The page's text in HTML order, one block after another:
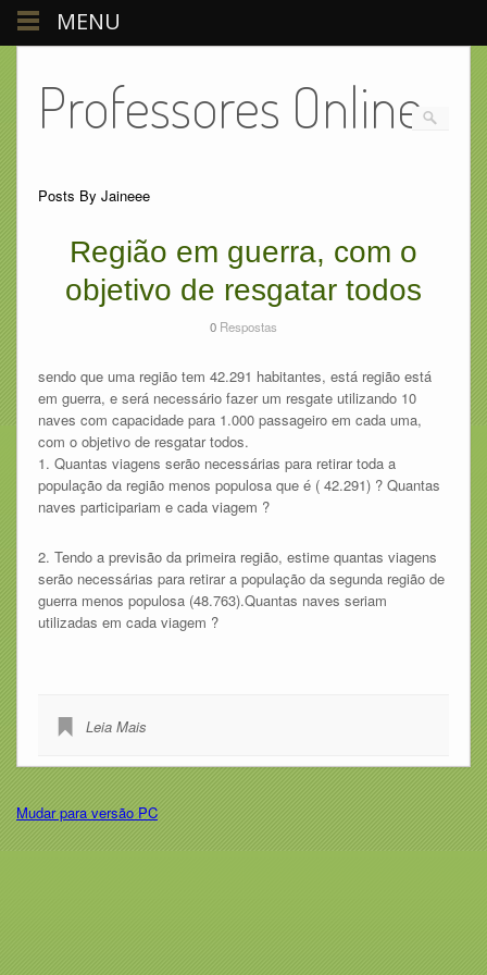
Professores Online
Posts By Jaineee
Região em guerra, com o
objetivo de resgatar todos
0 Respostas
sendo que uma região tem 42.291 habitantes, está região está
em guerra, e será necessário fazer um resgate utilizando 10
naves com capacidade para 1.000 passageiro em cada uma,
com o objetivo de resgatar todos.
1. Quantas viagens serão necessárias para retirar toda a
população da região menos populosa que é ( 42.291) ? Quantas
naves participariam e cada viagem ?
2. Tendo a previsão da primeira região, estime quantas viagens
serão necessárias para retirar a população da segunda região de
guerra menos populosa (48.763).Quantas naves seriam
utilizadas em cada viagem ?
Leia Mais
Mudar para versão PC
MENU